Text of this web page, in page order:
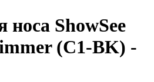
ShowSee
(C1-BK) -